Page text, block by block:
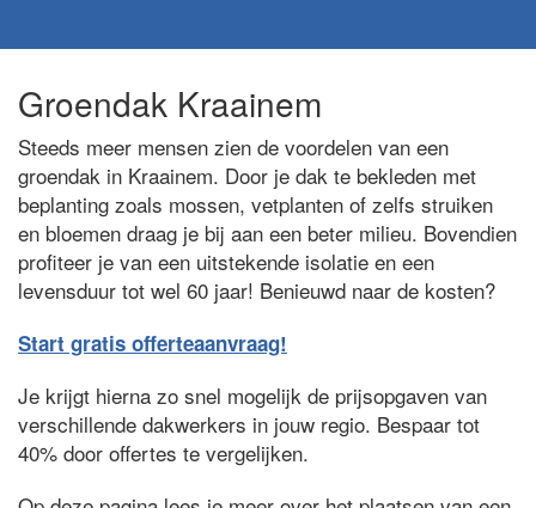
Groendak Kraainem
Steeds meer mensen zien de voordelen van een
groendak in Kraainem. Door je dak te bekleden met
beplanting zoals mossen, vetplanten of zelfs struiken
en bloemen draag je bij aan een beter milieu. Bovendien
profiteer je van een uitstekende isolatie en een
levensduur tot wel 60 jaar! Benieuwd naar de kosten?
Start gratis offerteaanvraag!
Je krijgt hierna zo snel mogelijk de prijsopgaven van
verschillende dakwerkers in jouw regio. Bespaar tot
40% door offertes te vergelijken.